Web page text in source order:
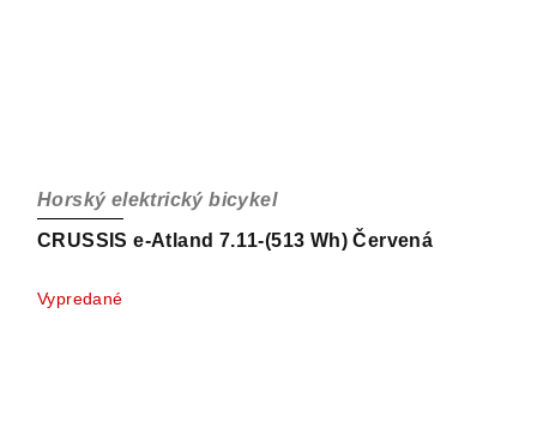
CRUSSIS e-Atland 7.11-(513 Wh) Červená
Horský elektrický bicykel
Vypredané